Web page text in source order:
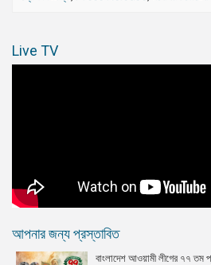
Live TV
আপনার জন্য প্রস্তাবিত
বাংলাদেশ আওয়ামী লীগের ৭৭ তম